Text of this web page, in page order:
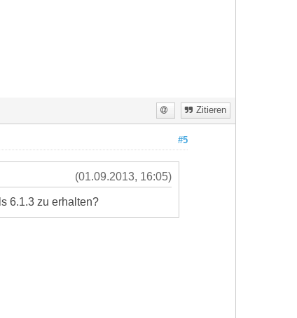
Zitieren
#5
(01.09.2013, 16:05)
6.1.3 zu erhalten?